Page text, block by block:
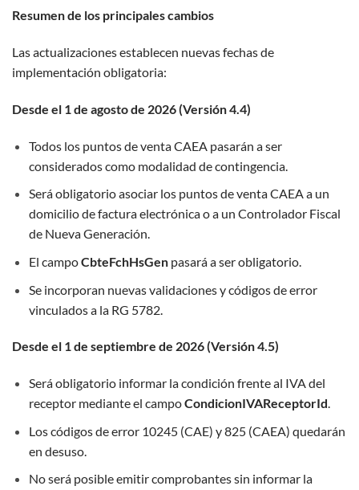
Resumen de los principales cambios
Las actualizaciones establecen nuevas fechas de
implementación obligatoria:
Desde el 1 de agosto de 2026 (Versión 4.4)
Todos los puntos de venta CAEA pasarán a ser
considerados como modalidad de contingencia.
Será obligatorio asociar los puntos de venta CAEA a un
domicilio de factura electrónica o a un Controlador Fiscal
de Nueva Generación.
El campoCbteFchHsGenpasará a ser obligatorio.
Se incorporan nuevas validaciones y códigos de error
vinculados a la RG 5782.
Desde el 1 de septiembre de 2026 (Versión 4.5)
Será obligatorio informar la condición frente al IVA del
receptor mediante el campoCondicionIVAReceptorId.
Los códigos de error 10245 (CAE) y 825 (CAEA) quedarán
en desuso.
No será posible emitir comprobantes sin informar la